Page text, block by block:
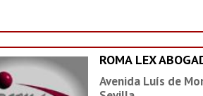
ROMA LEX
Avenida Luís de